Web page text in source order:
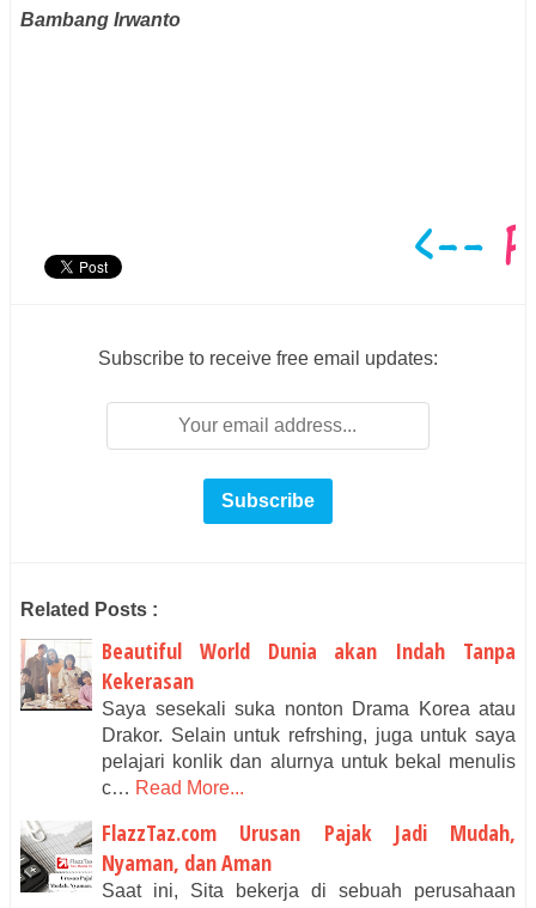
Bambang Irwanto
Subscribe to receive free email updates:
Related Posts :
Beautiful World Dunia akan Indah Tanpa
Kekerasan
Saya sesekali suka nonton Drama Korea atau
Drakor. Selain untuk refrshing, juga untuk saya
pelajari konlik dan alurnya untuk bekal menulis
c… Read More...
FlazzTaz.com Urusan Pajak Jadi Mudah,
Nyaman, dan Aman
Saat ini, Sita bekerja di sebuah perusahaan